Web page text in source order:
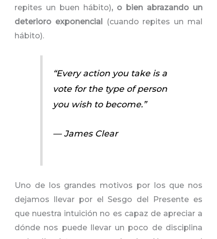
repites un buen hábito), o bien abrazando un
deterioro exponencial (cuando repites un mal
hábito).
“Every action you take is a
vote for the type of person
you wish to become.”
— James Clear
Uno de los grandes motivos por los que nos
dejamos llevar por el Sesgo del Presente es
que nuestra intuición no es capaz de apreciar a
dónde nos puede llevar un poco de disciplina